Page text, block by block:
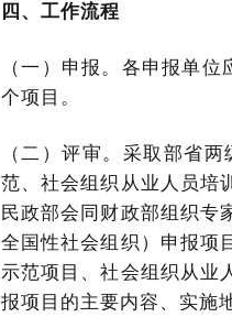
四、工作流程
（一）申报。各申报单
个项目。
（二）评审。采取部省
范、社会组织从业人员培
民政部会同财政部组织专
全国性社会组织）申报项
示范项目、社会组织从业
报项目的主要内容、实施